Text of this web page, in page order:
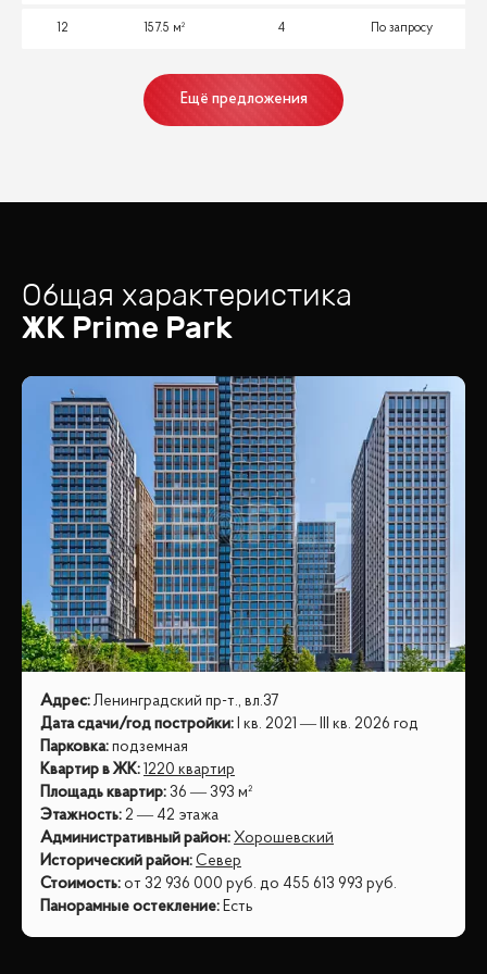
12 157.5 м² 4 По запросу
Ещё предложения
Общая характеристика
ЖК Prime Park
Адрес: Ленинградский пр-т., вл.37
Дата сдачи/год постройки: I кв. 2021 — III кв. 2026 год
Парковка: подземная
Квартир в ЖК: 1220 квартир
Площадь квартир: 36 — 393 м²
Этажность: 2 — 42 этажа
Административный район: Хорошевский
Исторический район: Север
Стоимость: от 32 936 000 руб. до 455 613 993 руб.
Панорамные остекление: Есть